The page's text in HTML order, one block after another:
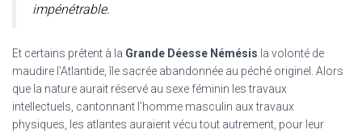
impénétrable.
Et certains prêtent à la Grande Déesse Némésis la volonté de
maudire l’Atlantide, île sacrée abandonnée au péché originel. Alors
que la nature aurait réservé au sexe féminin les travaux
intellectuels, cantonnant l’homme masculin aux travaux
physiques, les atlantes auraient vécu tout autrement, pour leur